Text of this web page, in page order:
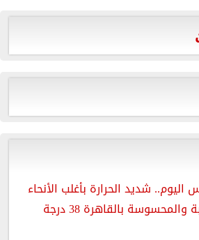
اليوم.. شديد الحرارة بأغلب الأنحاء
بالقاهرة 38 درجة